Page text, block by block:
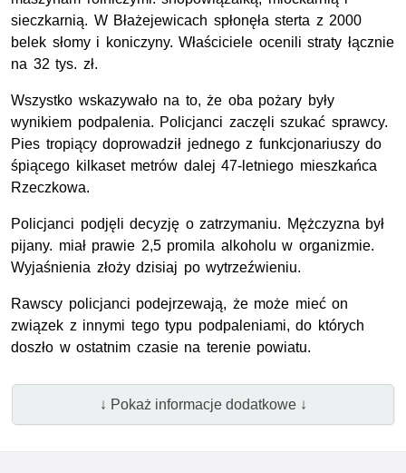
sieczkarnią. W Błażejewicach spłonęła sterta z 2000
belek słomy i koniczyny. Właściciele ocenili straty łącznie
na 32 tys. zł.
Wszystko wskazywało na to, że oba pożary były
wynikiem podpalenia. Policjanci zaczęli szukać sprawcy.
Pies tropiący doprowadził jednego z funkcjonariuszy do
śpiącego kilkaset metrów dalej 47-letniego mieszkańca
Rzeczkowa.
Policjanci podjęli decyzję o zatrzymaniu. Mężczyzna był
pijany. miał prawie 2,5 promila alkoholu w organizmie.
Wyjaśnienia złoży dzisiaj po wytrzeźwieniu.
Rawscy policjanci podejrzewają, że może mieć on
związek z innymi tego typu podpaleniami, do których
doszło w ostatnim czasie na terenie powiatu.
↓ Pokaż informacje dodatkowe ↓